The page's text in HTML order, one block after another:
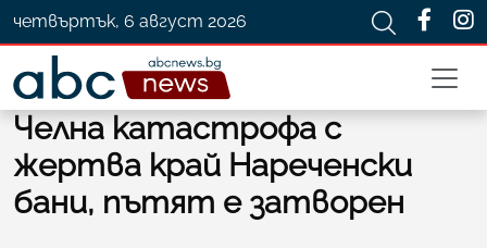
четвъртък, 6 август 2026
Челна катастрофа с
жертва край Нареченски
бани, пътят е затворен